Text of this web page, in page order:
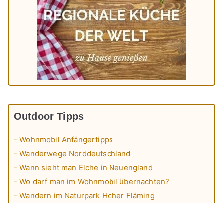
Outdoor Tipps
- Wohnmobil Anfängertipps
- Wanderwege Norddeutschland
- Wann sieht man Elche in Neuengland
- Wo darf man im Wohnmobil übernachten?
- Wandern im Naturpark Hoher Fläming